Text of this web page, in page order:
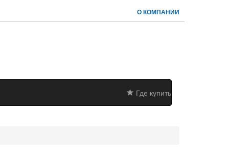
О КОМПАНИИ
Где купить